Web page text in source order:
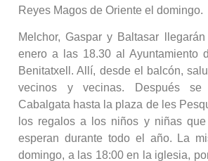
Reyes Magos de Oriente el domingo.
Melchor, Gaspar y Baltasar
enero a las 18.30 al Ayuntamiento
Benitatxell. Allí, desde el balcón,
vecinos y vecinas. Después se
Cabalgata hasta la plaza de les
los regalos a los niños y niñas
esperan durante todo el año. La
domingo, a las 18:00 en la iglesia,